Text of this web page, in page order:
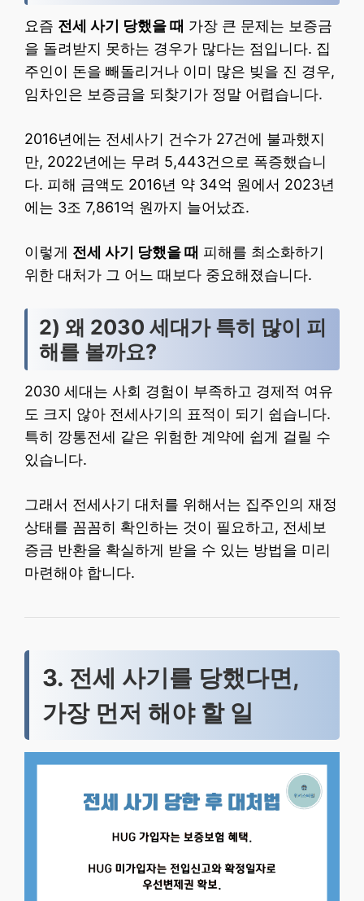
요즘 전세 사기 당했을 때 가장 큰 문제는 보증금
을 돌려받지 못하는 경우가 많다는 점입니다. 집
주인이 돈을 빼돌리거나 이미 많은 빚을 진 경우,
임차인은 보증금을 되찾기가 정말 어렵습니다.
2016년에는 전세사기 건수가 27건에 불과했지
만, 2022년에는 무려 5,443건으로 폭증했습니
다. 피해 금액도 2016년 약 34억 원에서 2023년
에는 3조 7,861억 원까지 늘어났죠.
이렇게 전세 사기 당했을 때 피해를 최소화하기
위한 대처가 그 어느 때보다 중요해졌습니다.
2) 왜 2030 세대가 특히 많이 피
해를 볼까요?
2030 세대는 사회 경험이 부족하고 경제적 여유
도 크지 않아 전세사기의 표적이 되기 쉽습니다.
특히 깡통전세 같은 위험한 계약에 쉽게 걸릴 수
있습니다.
그래서 전세사기 대처를 위해서는 집주인의 재정
상태를 꼼꼼히 확인하는 것이 필요하고, 전세보
증금 반환을 확실하게 받을 수 있는 방법을 미리
마련해야 합니다.
3. 전세 사기를 당했다면,
가장 먼저 해야 할 일